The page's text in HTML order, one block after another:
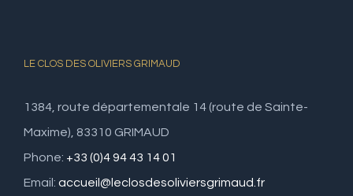
LE CLOS DES OLIVIERS GRIMAUD
1384, route départementale 14 (route de Sainte-
Maxime), 83310 GRIMAUD
Phone: +33 (0)4 94 43 14 01
Email: accueil@leclosdesoliviersgrimaud.fr